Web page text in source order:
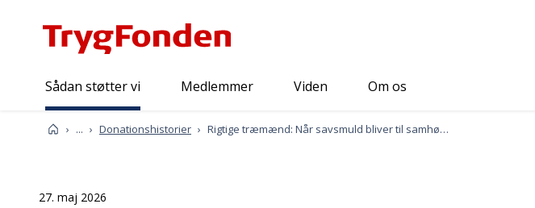
Sådan støtter vi Medlemmer Viden Om os
Forside
...
Sådan støtter viDonationshistorier Rigtige træmænd: Når savsmuld bliver til samhørighed
27. maj 2026